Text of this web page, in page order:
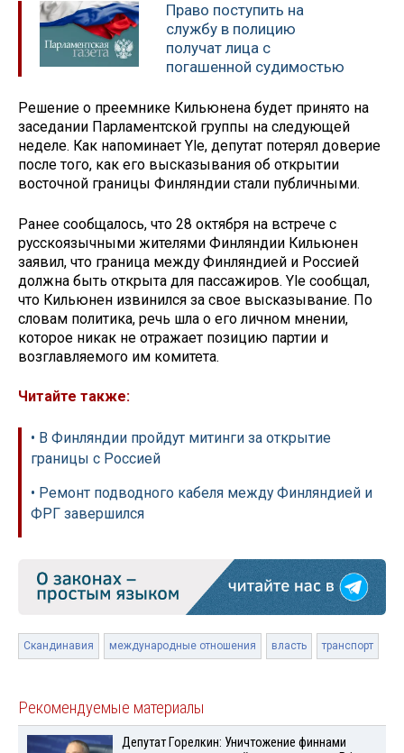
Право поступить на
службу в полицию
получат лица с
погашенной судимостью
Решение о преемнике Кильюнена будет принято на
заседании Парламентской группы на следующей
неделе. Как напоминает Yle, депутат потерял доверие
после того, как его высказывания об открытии
восточной границы Финляндии стали публичными.
Ранее сообщалось, что 28 октября на встрече с
русскоязычными жителями Финляндии Кильюнен
заявил, что граница между Финляндией и Россией
должна быть открыта для пассажиров. Yle сообщал,
что Кильюнен извинился за свое высказывание. По
словам политика, речь шла о его личном мнении,
которое никак не отражает позицию партии и
возглавляемого им комитета.
Читайте также:
• В Финляндии пройдут митинги за открытие
границы с Россией
• Ремонт подводного кабеля между Финляндией и
ФРГ завершился
Скандинавия международные отношения власть транспорт
Рекомендуемые материалы
Депутат Горелкин: Уничтожение финнами